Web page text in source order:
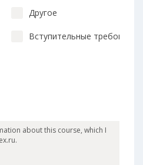
Другое
Вступительные требования